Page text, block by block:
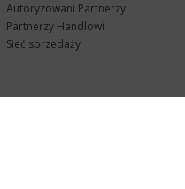
Autoryzowani Partnerzy
Partnerzy Handlowi
Sieć sprzedaży